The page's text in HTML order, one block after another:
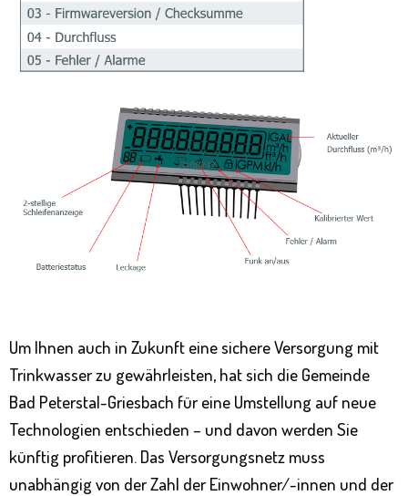
Um Ihnen auch in Zukunft eine sichere Versorgung mit
Trinkwasser zu gewährleisten, hat sich die Gemeinde
Bad Peterstal-Griesbach für eine Umstellung auf neue
Technologien entschieden – und davon werden Sie
künftig profitieren. Das Versorgungsnetz muss
unabhängig von der Zahl der Einwohner/-innen und der